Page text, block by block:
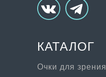
Очки для зрения
КАТАЛОГ